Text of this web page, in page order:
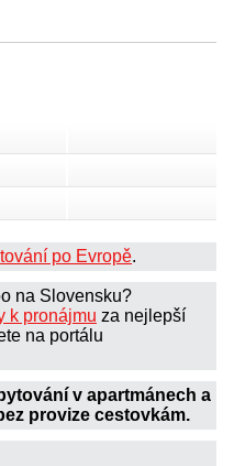
po Evropě.
na Slovensku?
k pronájmu za nejlepší
na portálu
v apartmánech a
provize cestovkám.